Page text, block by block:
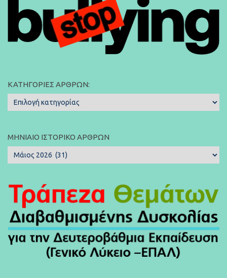
ΚΑΤΗΓΟΡΊΕΣ ΆΡΘΡΩΝ:
Κατηγορίες
Άρθρων:
ΜΗΝΙΑΊΟ ΙΣΤΟΡΙΚΌ ΆΡΘΡΩΝ
Μηνιαίο
Ιστορικό